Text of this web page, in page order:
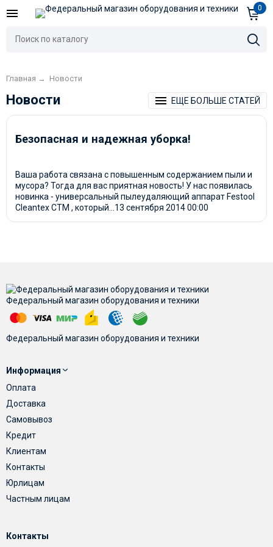
0
Главная → Новости
Новости ЕЩЕ БОЛЬШЕ СТАТЕЙ
Безопасная и надежная уборка!
Ваша работа связана с повышенным содержанием пыли и
мусора? Тогда для вас приятная новость! У нас появилась
новинка - универсальный пылеудаляющий аппарат Festool
Cleantex CTM , который... 13 сентября 201400:00
Федеральный магазин оборудования и техники
Федеральный магазин оборудования и техники
Информация
Оплата
Доставка
Самовывоз
Кредит
Клиентам
Контакты
Юрлицам
Частным лицам
Контакты